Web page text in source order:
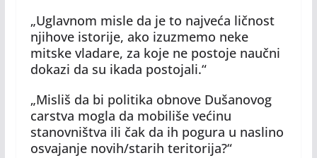
„Uglavnom misle da je to najveća ličnost
njihove istorije, ako izuzmemo neke
mitske vladare, za koje ne postoje naučni
dokazi da su ikada postojali.“
„Misliš da bi politika obnove Dušanovog
carstva mogla da mobiliše većinu
stanovništva ili čak da ih pogura u naslino
osvajanje novih/starih teritorija?“